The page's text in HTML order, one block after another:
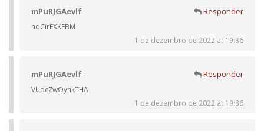
mPuRJGAevlf Responder
nqCirFXKEBM
1 de dezembro de 2022 at 19:36
mPuRJGAevlf Responder
VUdcZwOynkTHA
1 de dezembro de 2022 at 19:36